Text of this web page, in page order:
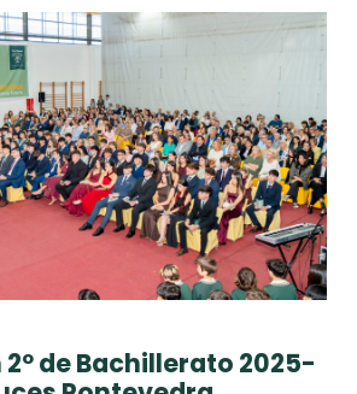
de Bachillerato 2025-